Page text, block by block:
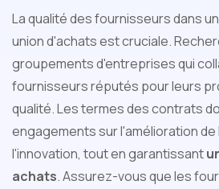
La qualité des fournisseurs dans
union d'achats est cruciale.
groupements d'entreprises qui
fournisseurs réputés pour leurs
qualité. Les termes des contrats
engagements sur l'amélioration de
l'innovation, tout en garantissant
achats. Assurez-vous que les